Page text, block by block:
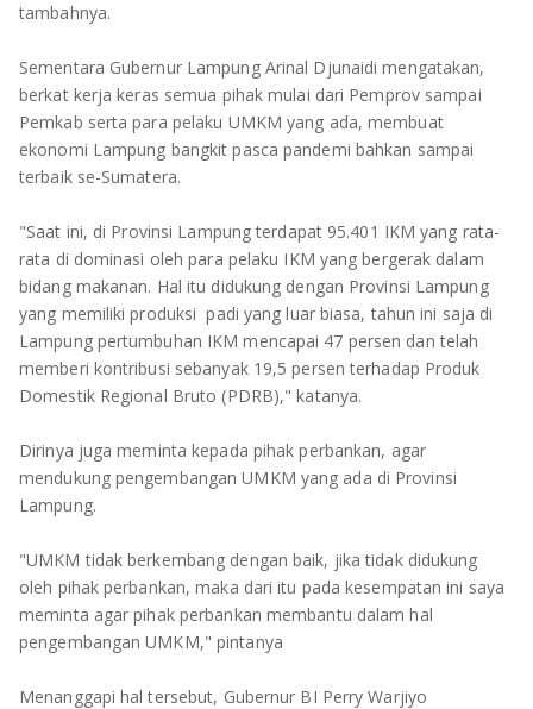
tambahnya.
Sementara Gubernur Lampung Arinal Djunaidi mengatakan,
berkat kerja keras semua pihak mulai dari Pemprov sampai
Pemkab serta para pelaku UMKM yang ada, membuat
ekonomi Lampung bangkit pasca pandemi bahkan sampai
terbaik se-Sumatera.
"Saat ini, di Provinsi Lampung terdapat 95.401 IKM yang rata-
rata di dominasi oleh para pelaku IKM yang bergerak dalam
bidang makanan. Hal itu didukung dengan Provinsi Lampung
yang memiliki produksi padi yang luar biasa, tahun ini saja di
Lampung pertumbuhan IKM mencapai 47 persen dan telah
memberi kontribusi sebanyak 19,5 persen terhadap Produk
Domestik Regional Bruto (PDRB)," katanya.
Dirinya juga meminta kepada pihak perbankan, agar
mendukung pengembangan UMKM yang ada di Provinsi
Lampung.
"UMKM tidak berkembang dengan baik, jika tidak didukung
oleh pihak perbankan, maka dari itu pada kesempatan ini saya
meminta agar pihak perbankan membantu dalam hal
pengembangan UMKM," pintanya
Menanggapi hal tersebut, Gubernur BI Perry Warjiyo